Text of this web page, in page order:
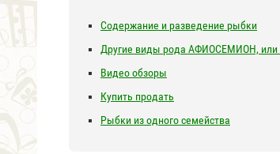
Содержание и разведение рыбки
Другие виды рода АФИОСЕМИОН, или
Видео обзоры
Купить продать
Рыбки из одного семейства